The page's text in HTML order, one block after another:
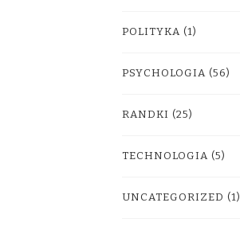
POLITYKA (1)
PSYCHOLOGIA (56)
RANDKI (25)
TECHNOLOGIA (5)
UNCATEGORIZED (1)